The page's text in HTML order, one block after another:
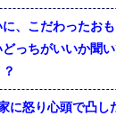
、こだわったお
っちがいいか聞
に怒り心頭で凸し